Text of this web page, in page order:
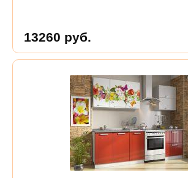
13260 руб.